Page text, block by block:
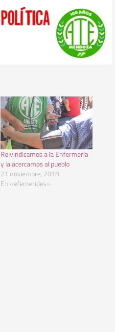
Reivindicamos a la Enfermería
y la acercamos al pueblo
21 noviembre, 2018
En «efemerides»